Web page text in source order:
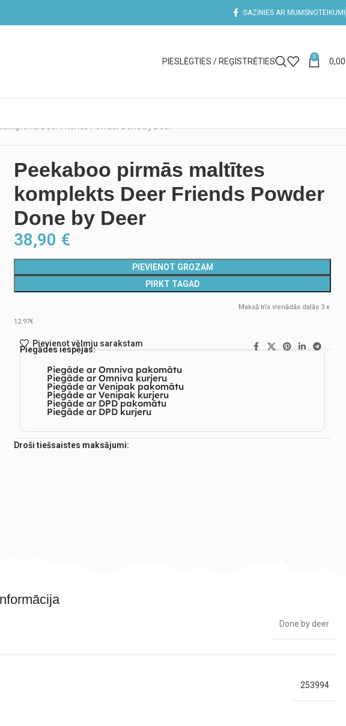
SAZINIES AR MUMSNOTEIKUMI
PIESLĒGTIES / REĢISTRĒTIES 0
Peekaboo pirmās maltītes
komplekts Deer Friends Powder
Done by Deer
38,90 €
PIEVIENOT GROZAM
PIRKT TAGAD
Maksā trīs vienādās daļās 3 x
12.97€
Pievienot vēlmju sarakstam
Piegādes iespējas:
Piegāde ar Omniva pakomātu
Piegāde ar Omniva kurjeru
Piegāde ar Venipak pakomātu
Piegāde ar Venipak kurjeru
Piegāde ar DPD pakomātu
Piegāde ar DPD kurjeru
Droši tiešsaistes maksājumi:
Done by deer
253994